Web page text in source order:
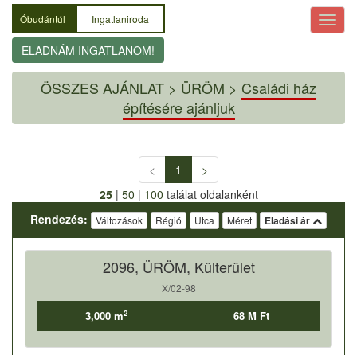
Óbudántúl Ingatlaniroda
ELADNÁM INGATLANOM!
ÖSSZES AJÁNLAT > ÜRÖM > Családi ház
építésére ajánljuk
< 1
>
25| 50 | 100 találat oldalanként
Rendezés:
Változások Régió Utca Méret Eladási ár
2096, ÜRÖM, Külterület
X/02-98
3,000 m2 68 M Ft